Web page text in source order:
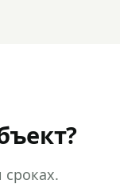
сроках.